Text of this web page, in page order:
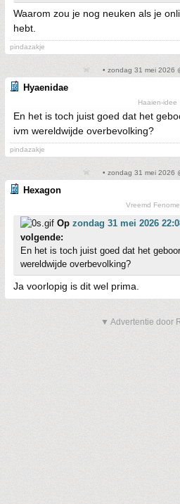
Waarom zou je nog neuken als je
hebt.
pindazakje
• zondag 31 mei 2026
Hyaenidae
Haaien-idee
En het is toch juist goed dat het
ivm wereldwijde overbevolking?
pindazakje
• zondag 31 mei 2026
Hexagon
Vreemd
Op zondag 31 mei 2026
volgende:
En het is toch juist goed dat het
wereldwijde overbevolking?
Ja voorlopig is dit wel prima.
▼ Advertentie door